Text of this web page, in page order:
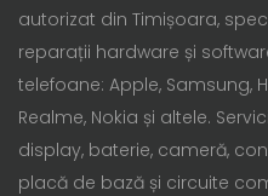
autorizat din Timișoara,
reparații hardware și
telefoane: Apple, Samsung,
Realme, Nokia și altele.
display, baterie, cameră,
placă de bază și circuite